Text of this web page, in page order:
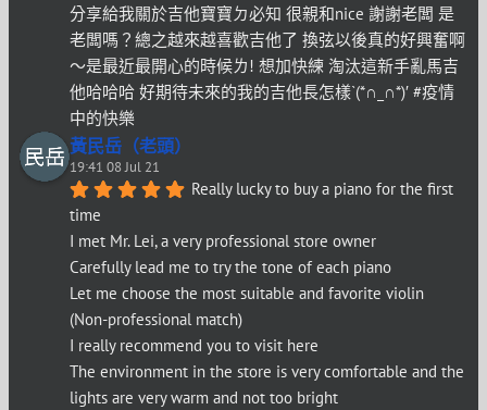
分享給我關於吉他寶寶ㄉ必知 很親和nice 謝謝老闆 是
老闆嗎？總之越來越喜歡吉他了 換弦以後真的好興奮啊
～是最近最開心的時候ㄌ! 想加快練 淘汰這新手亂馬吉
他哈哈哈 好期待未來的我的吉他長怎樣`(*∩_∩*)′ #疫情
中的快樂
黃民岳（老頭）
19:41 08 Jul 21
Really lucky to buy a piano for the first
time
I met Mr. Lei, a very professional store owner
Carefully lead me to try the tone of each piano
Let me choose the most suitable and favorite violin
(Non-professional match)
I really recommend you to visit here
The environment in the store is very comfortable and the
lights are very warm and not too bright